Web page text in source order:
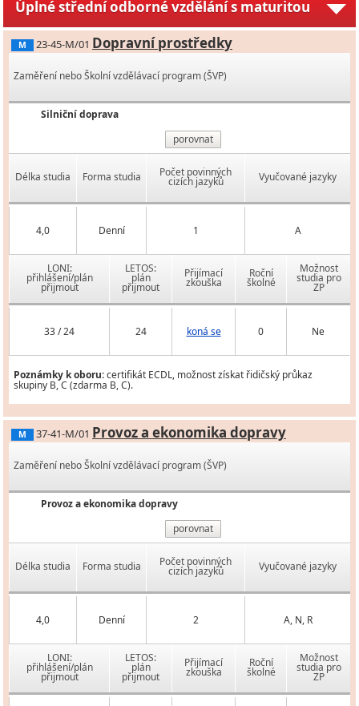
Úplné střední odborné vzdělání s maturitou
M 23-45-M/01 Dopravní prostředky
Zaměření nebo Školní vzdělávací program (ŠVP)
Silniční doprava
porovnat
Délka studia Forma studia Počet povinných
cizích jazyků Vyučované jazyky
4,0 Denní 1 A
LONI:
přihlášení/plán
přijmout
LETOS:
plán
přijmout
Přijímací
zkouška
Roční
školné
Možnost
studia pro
ZP
33 / 24 24 koná se 0 Ne
Poznámky k oboru:certifikát ECDL, možnost získat řidičský průkaz
skupiny B, C (zdarma B, C).
M 37-41-M/01 Provoz a ekonomika dopravy
Zaměření nebo Školní vzdělávací program (ŠVP)
Provoz a ekonomika dopravy
porovnat
Délka studia Forma studia Počet povinných
cizích jazyků Vyučované jazyky
4,0 Denní 2 A, N, R
LONI:
přihlášení/plán
přijmout
LETOS:
plán
přijmout
Přijímací
zkouška
Roční
školné
Možnost
studia pro
ZP